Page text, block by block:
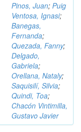
Pinos, Juan; Puig
Ventosa, Ignasi;
Banegas,
Fernanda;
Quezada, Fanny;
Delgado,
Gabriela;
Orellana, Nataly;
Saquisilí, Silvia;
Quindi, Toa;
Chacón Vintimilla,
Gustavo Javier